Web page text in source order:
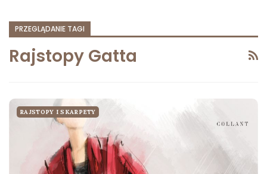
PRZEGLĄDANIE TAGI
Rajstopy Gatta
RAJSTOPY I SKARPETY